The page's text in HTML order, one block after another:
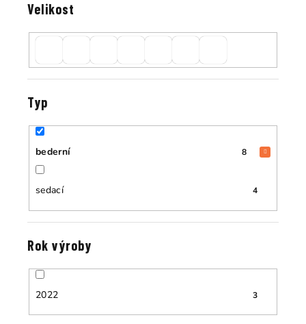
Velikost
Typ
bederní 8
sedací 4
Rok výroby
2022 3